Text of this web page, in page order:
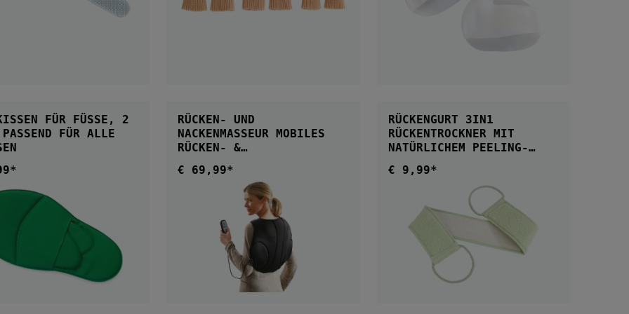
FÜR FÜSSE, 2 P
Preis:
RÜCKEN- UND
NACKENMASSEUR MOBILES
RÜCKEN- &
Regulärer Preis:
€ 69,99*
RÜCKENGURT 3IN1
RÜCKENTROCKNER MIT
NATÜRLICHEM PEELING-
Regulärer Preis:
€ 9,99*